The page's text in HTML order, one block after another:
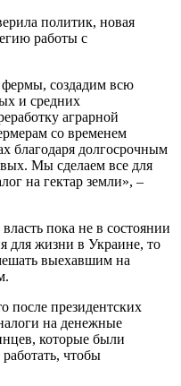
политик, новая
работы с
создадим всю
и средних
аграрной
со временем
благодаря долгосрочным
Мы сделаем все для
на гектар земли», –
пока не в состоянии
для жизни в Украине, то
выехавшим на
после президентских
на денежные
которые были
чтобы